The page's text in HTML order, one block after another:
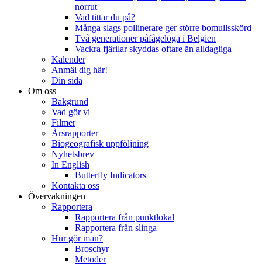
norrut
Vad tittar du på?
Många slags pollinerare ger större bomullsskörd
Två generationer påfågelöga i Belgien
Vackra fjärilar skyddas oftare än alldagliga
Kalender
Anmäl dig här!
Din sida
Om oss
Bakgrund
Vad gör vi
Filmer
Årsrapporter
Biogeografisk uppföljning
Nyhetsbrev
In English
Butterfly Indicators
Kontakta oss
Övervakningen
Rapportera
Rapportera från punktlokal
Rapportera från slinga
Hur gör man?
Broschyr
Metoder